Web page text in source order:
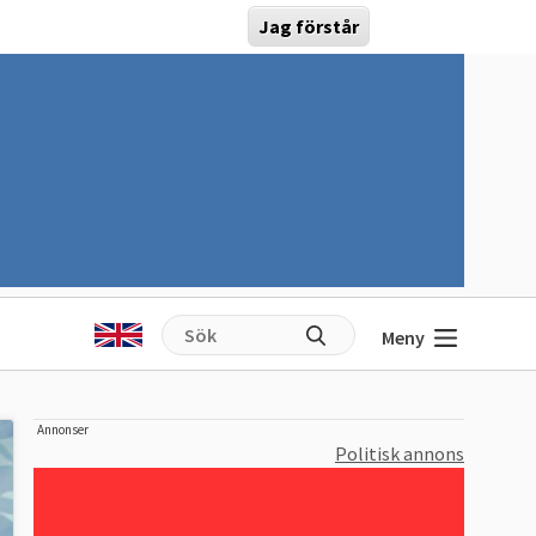
Jag förstår
Meny
Annonser
Politisk annons